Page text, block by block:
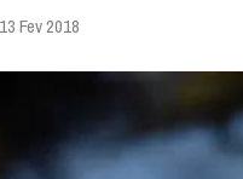
13 Fev 2018